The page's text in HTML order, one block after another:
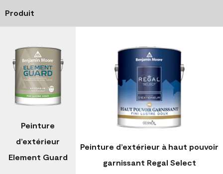
Produit
Peinture
d’extérieur
Element Guard
Peinture d’extérieur à haut pouvoir
garnissant Regal Select